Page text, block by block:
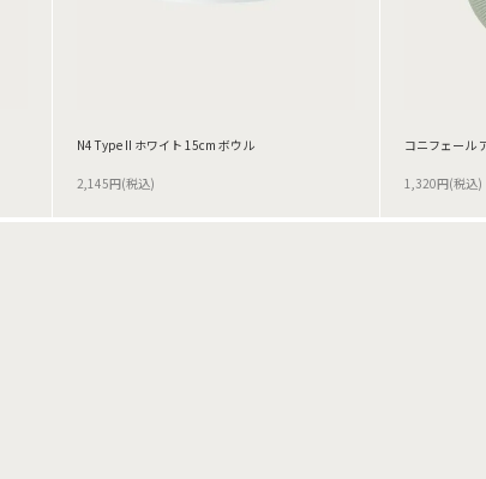
N4 Type II ホワイト 15cm ボウル
2,145円(税込)
コニフェール
1,320円(税込)